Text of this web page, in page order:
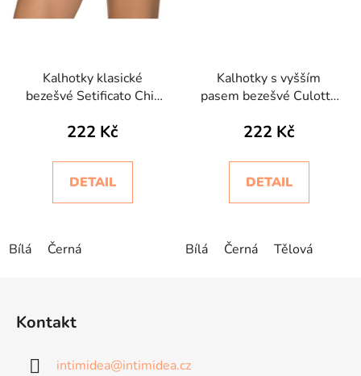
Kalhotky klasické
bezešvé Setificato Chic
222 Kč
DETAIL
Bílá Černá
Kalhotky s vyšším
pasem bezešvé Culotte
Intimidea
222 Kč
DETAIL
Bílá Černá Tělová
Kontakt
intimidea@intimidea.cz